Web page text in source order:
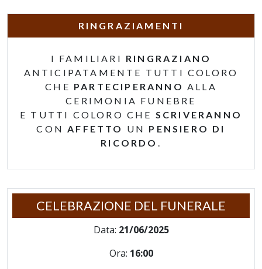
RINGRAZIAMENTI
I FAMILIARI RINGRAZIANO
ANTICIPATAMENTE TUTTI COLORO
CHE PARTECIPERANNO ALLA
CERIMONIA FUNEBRE
E TUTTI COLORO CHE SCRIVERANNO
CONAFFETTO UN PENSIERO DI
RICORDO .
CELEBRAZIONE DEL FUNERALE
Data: 21/06/2025
Ora: 16:00